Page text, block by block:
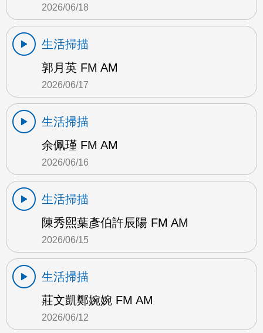
2026/06/18
生活掃描
郭月英 FM AM
2026/06/17
生活掃描
余佩瑾 FM AM
2026/06/16
生活掃描
陳秀熙葉彥伯許辰陽 FM AM
2026/06/15
生活掃描
莊文凱鄭婉婉 FM AM
2026/06/12